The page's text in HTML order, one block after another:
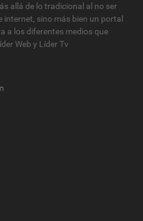
allá de lo tradicional al no ser
internet, sino más bien un portal
a los diferentes medios que
Web y Líder Tv